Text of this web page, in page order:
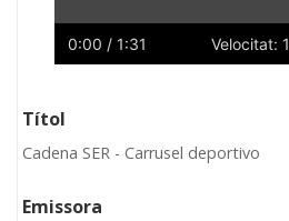
0:00 / 1:31 Velocitat:
Títol
Cadena SER - Carrusel deportivo
Emissora